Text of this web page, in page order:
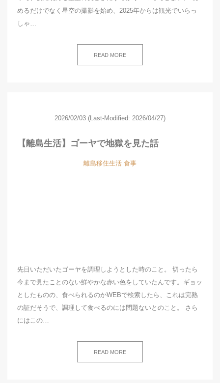
めるだけでなく星空の撮影を始め、2025年からは観光でいらっ
しゃ…
READ MORE
2026/02/03 (Last-Modified: 2026/04/27)
【離島生活】ゴーヤで地獄を見た話
離島移住生活 食事
先日いただいたゴーヤを調理しようとした時のこと。 切ったら
今まで見たことのない鮮やかな赤い色をしていたんです。ギョッ
としたものの、食べられるのかWEBで検索したら、これは完熟
の証だそうで、調理して食べるのには問題ないとのこと。 さら
にはこの…
READ MORE